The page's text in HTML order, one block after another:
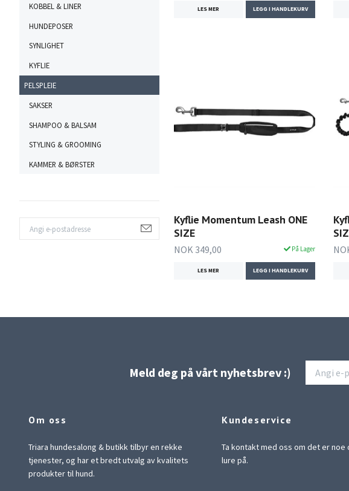
KOBBEL & LINER
HUNDEPOSER
SYNLIGHET
KYFLIE
PELSPLEIE
SAKSER
SHAMPOO & BALSAM
STYLING & GROOMING
KAMMER & BØRSTER
LES MER LEGG I HANDLEKURV
Kyflie Momentum Leash ONE
SIZE
NOK 349,00 På Lager
LES MER LEGG I HANDLEKURV
Meld deg på vårt nyhetsbrev :)
Om oss
Triara hundesalong & butikk tilbyr en rekke
tjenester, og har et bredt utvalg av kvalitets
produkter til hund.
Kundeservice
Ta kontakt med oss om det er noe
lure på.